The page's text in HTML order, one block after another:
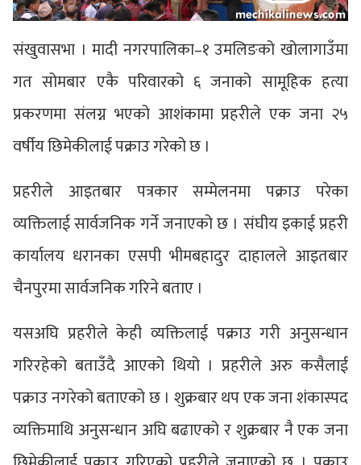
संखुवासभा । मादी नगरपालिका–१ उमलिङको खोलागाउँमा
गत सोमबार एकै परिवारको ६ जनाको सामूहिक हत्या
प्रकरणमा संलग्न भएको आशंकामा प्रहरीले एक जना २५
वर्षीय छिमेकीलाई पक्राउ गरेको छ ।
प्रहरीले आइतबार पत्रकार सम्मेलनमा पक्राउ परेका
व्यक्तिलाई सार्वजनिक गर्ने जनाएको छ । संघीय इकाई प्रहरी
कार्यालय धरानका एसपी भीमबहादुर दाहालले आइतबार
चैनपुरमा सार्वजनिक गरिने बताए ।
यसअघि प्रहरीले केही व्यक्तिलाई पक्राउ गरी अनुसन्धान
गरिरहेको बताउँदै आएको थियो । प्रहरीले अरु कसैलाई
पक्राउ नगरेको बताएको छ । शुक्रबार थप एक जना शंकास्पद
व्यक्तिमाथि अनुसन्धान अघि बढाएको र शुक्रबार नै एक जना